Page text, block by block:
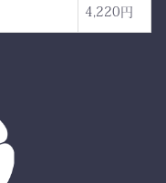
4,220円